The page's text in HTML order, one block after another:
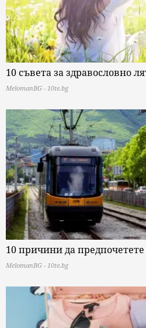
10 съвета за здравословно
MelomanBG - 10te.bg
10 причини да
MelomanBG - 10te.bg